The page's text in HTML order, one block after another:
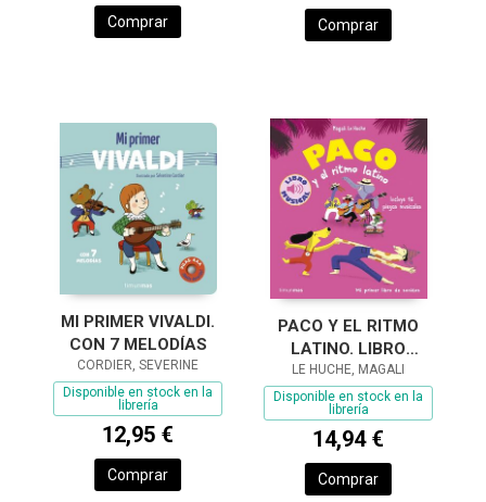
Comprar Comprar
MI PRIMER VIVALDI.
CON 7 MELODÍAS
CORDIER, SEVERINE
Disponible en stock en la
librería
12,95 €
Comprar
PACO Y EL RITMO
LATINO. LIBRO
MUSICAL
LE HUCHE, MAGALI
Disponible en stock en la
librería
14,94 €
Comprar